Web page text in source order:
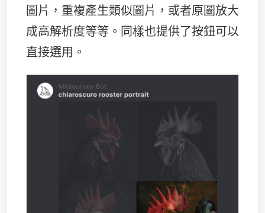
圖片，重複產生類似圖片，或者原圖放大
成高解析度等等。同樣也提供了按鈕可以
直接選用。